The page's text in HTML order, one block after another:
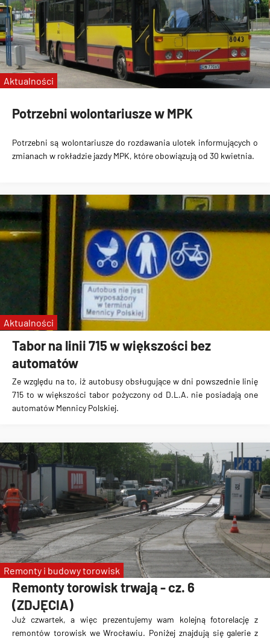
Potrzebni wolontariusze w MPK
Potrzebni są wolontariusze do rozdawania ulotek informujących o
zmianach w rokładzie jazdy MPK, które obowiązują od 30 kwietnia.
Aktualności
Tabor na linii 715 w większości bez
automatów
Ze względu na to, iż autobusy obsługujące w dni powszednie linię
715 to w większości tabor pożyczony od D.L.A. nie posiadają one
automatów Mennicy Polskiej.
Aktualności
Remonty torowisk trwają - cz. 6
(ZDJĘCIA)
Już czwartek, a więc prezentujemy wam kolejną fotorelację z
remontów torowisk we Wrocławiu. Poniżej znajdują się galerie z
Remonty i budowy torowisk